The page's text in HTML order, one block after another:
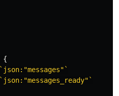
{
`json:"messages"`
`json:"messages_ready"`